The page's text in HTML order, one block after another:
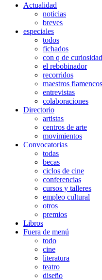
Actualidad
noticias
breves
especiales
todos
fichados
con q de curiosidad
el rebobinador
recorridos
maestros flamencos
entrevistas
colaboraciones
Directorio
artistas
centros de arte
movimientos
Convocatorias
todas
becas
ciclos de cine
conferencias
cursos y talleres
empleo cultural
otros
premios
Libros
Fuera de menú
todo
cine
literatura
teatro
diseño